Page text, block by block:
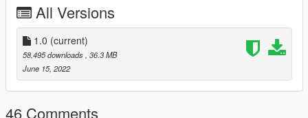
2 - Open 'OPENIV' in EDIT mode, then go to : mods ( if you
using OpenIV ASI) \update\update.rpf\common\data
3 - and add the following lines to the following lines in dlclist.xml
file:
dlcpacks:\mobm23\
All Versions
1.0 (current)
58,495 downloads , 36.3 MB
June 15, 2022
46 Comments